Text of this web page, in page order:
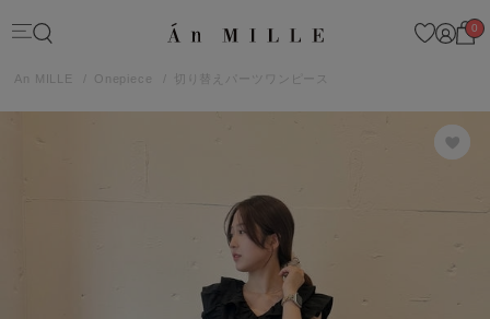
0
An MILLE Onepiece 切り替えパーツワンピース